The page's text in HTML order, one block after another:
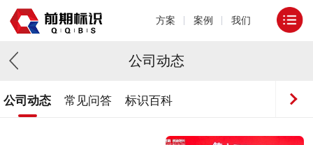
方案 案例 我们
公司动态
公司动态 常见问答 标识百科